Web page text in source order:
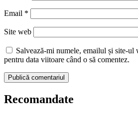
Email *
Site web
Salvează-mi numele, emailul și site-ul
pentru data viitoare când o să comentez.
Recomandate